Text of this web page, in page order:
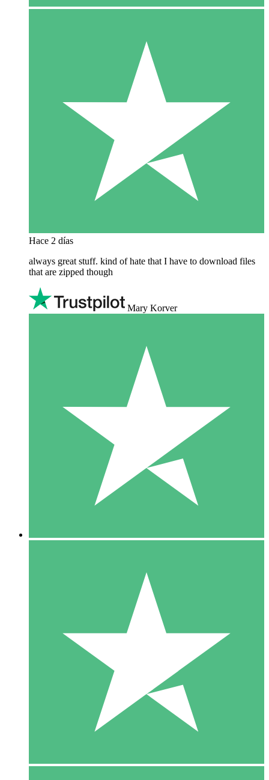
Hace 2 días
always great stuff. kind of hate that I have to download files
that are zipped though
Mary Korver